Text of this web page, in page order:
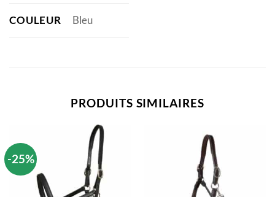
COULEUR Bleu
PRODUITS SIMILAIRES
-25%